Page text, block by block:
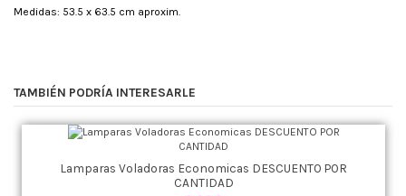
Medidas: 53.5 x 63.5 cm aproxim.
TAMBIÉN PODRÍA INTERESARLE
Lamparas Voladoras Economicas DESCUENTO POR
CANTIDAD